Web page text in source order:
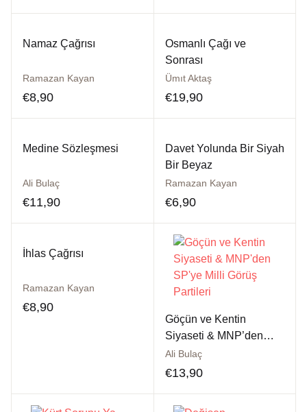
Namaz Çağrısı
Ramazan Kayan
€8,90
Osmanlı Çağı ve
Sonrası
Ümıt Aktaş
€19,90
Medine Sözleşmesi
Ali Bulaç
€11,90
Davet Yolunda Bir Siyah
Bir Beyaz
Ramazan Kayan
€6,90
İhlas Çağrısı
Ramazan Kayan
€8,90
Göçün ve Kentin
Siyaseti & MNP’den
SP’ye Milli Görüş
Partileri
Ali Bulaç
€13,90